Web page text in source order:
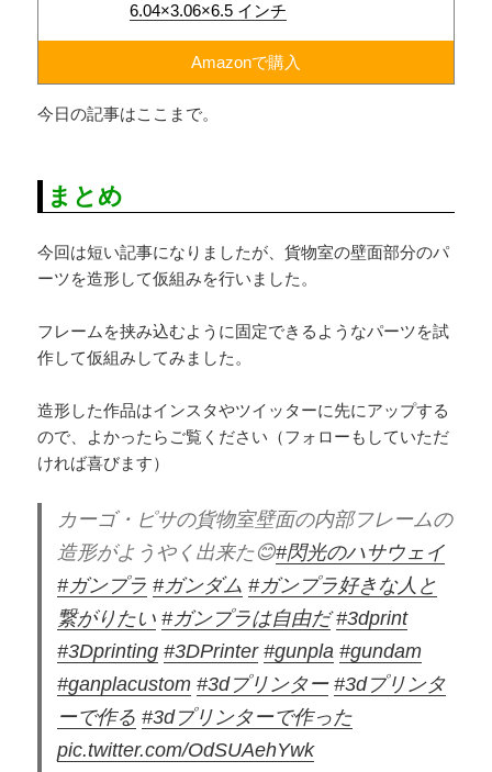
6.04×3.06×6.5 インチ
Amazonで購入
今日の記事はここまで。
まとめ
今回は短い記事になりましたが、貨物室の壁面部分のパ
ーツを造形して仮組みを行いました。
フレームを挟み込むように固定できるようなパーツを試
作して仮組みしてみました。
造形した作品はインスタやツイッターに先にアップする
ので、よかったらご覧ください（フォローもしていただ
ければ喜びます）
カーゴ・ピサの貨物室壁面の内部フレームの
造形がようやく出来た😊#閃光のハサウェイ
#ガンプラ #ガンダム #ガンプラ好きな人と
繋がりたい #ガンプラは自由だ #3dprint
#3Dprinting #3DPrinter #gunpla #gundam
#ganplacustom #3dプリンター #3dプリンタ
ーで作る #3dプリンターで作った
pic.twitter.com/OdSUAehYwk